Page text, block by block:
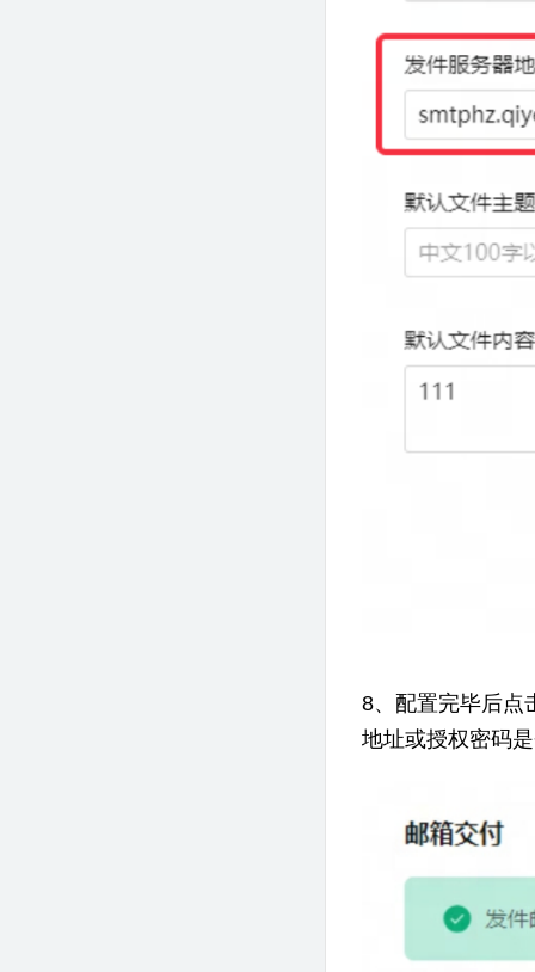
8、配置完毕后点
地址或授权密码